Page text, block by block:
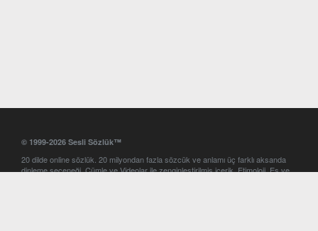
© 1999-2026 Sesli Sözlük™
20 dilde online sözlük. 20 milyondan fazla sözcük ve anlamı üç farklı aksanda
dinleme seçeneği. Cümle ve Videolar ile zenginleştirilmiş içerik. Etimoloji, Eş ve